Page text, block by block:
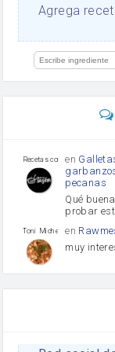
Ajos
salsa de soja
limón
Agrega
Recetas con sazon
en
pecanas
Qué
probar
Toni Michel Caubet
en
muy
en